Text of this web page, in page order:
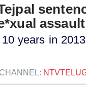
years in
CHANNEL: